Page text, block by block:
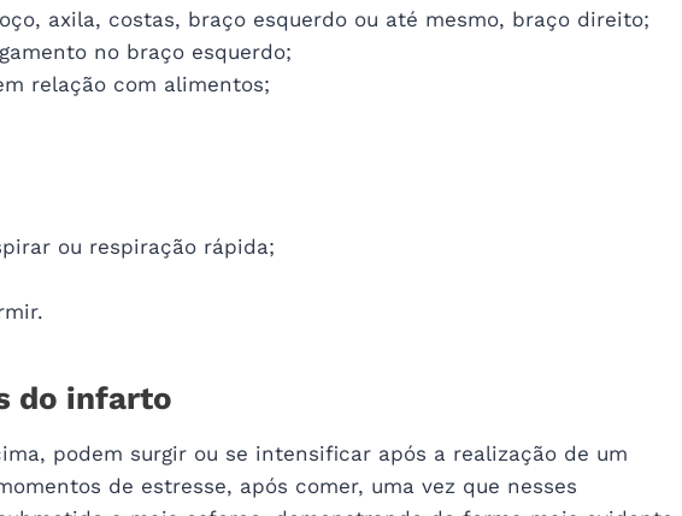
axila, costas, braço esquerdo ou até mesmo, braço direito;
no braço esquerdo;
relação com alimentos;
ou respiração rápida;
do infarto
podem surgir ou se intensificar após a realização de um
de estresse, após comer, uma vez que nesses